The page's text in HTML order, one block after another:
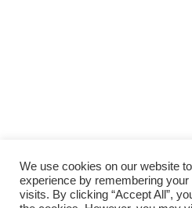
We use cookies on our website
experience by remembering
visits. By clicking “Accept All”,